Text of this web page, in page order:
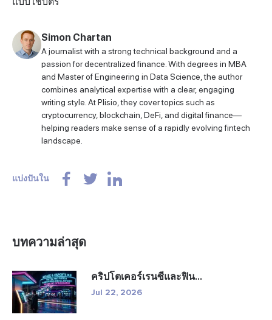
Simon Chartan
A journalist with a strong technical background and a
passion for decentralized finance. With degrees in MBA
and Master of Engineering in Data Science, the author
combines analytical expertise with a clear, engaging
writing style. At Plisio, they cover topics such as
cryptocurrency, blockchain, DeFi, and digital finance—
helping readers make sense of a rapidly evolving fintech
landscape.
แบ่งปันใน
บทความล่าสุด
คริปโตเคอร์เรนซีและฟิน...
Jul 22, 2026